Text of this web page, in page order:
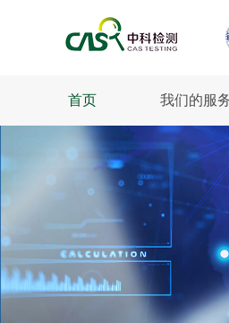
首页 我们的服
生态环保
工业材料
美妆消毒
石油化工
轻工产品
制药医疗